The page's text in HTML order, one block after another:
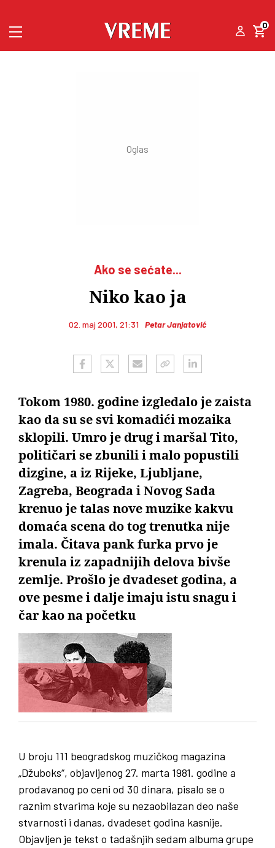
0
Ako se sećate...
Niko kao ja
02. maj 2001, 21:31 Petar Janjatović
Tokom 1980. godine izgledalo je zaista
kao da su se svi komadići mozaika
sklopili. Umro je drug i maršal Tito,
političari se zbunili i malo popustili
dizgine, a iz Rijeke, Ljubljane,
Zagreba, Beograda i Novog Sada
krenuo je talas nove muzike kakvu
domaća scena do tog trenutka nije
imala. Čitava pank furka prvo je
krenula iz zapadnijih delova bivše
zemlje. Prošlo je dvadeset godina, a
ove pesme i dalje imaju istu snagu i
čar kao na početku
U broju 111 beogradskog muzičkog magazina
„Džuboks“, objavljenog 27. marta 1981. godine a
prodavanog po ceni od 30 dinara, pisalo se o
raznim stvarima koje su nezaobilazan deo naše
stvarnosti i danas, dvadeset godina kasnije.
Objavljen je tekst o tadašnjih sedam albuma grupe